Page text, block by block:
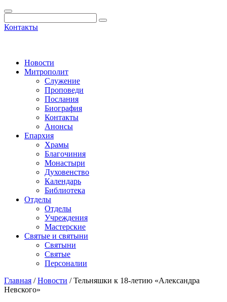
Контакты
Новости
Митрополит
Служение
Проповеди
Послания
Биография
Контакты
Анонсы
Епархия
Храмы
Благочиния
Монастыри
Духовенство
Календарь
Библиотека
Отделы
Отделы
Учреждения
Мастерские
Святые и святыни
Cвятыни
Cвятые
Персоналии
Главная /Новости /Тельняшки к 18-летию «Александра
Невского»